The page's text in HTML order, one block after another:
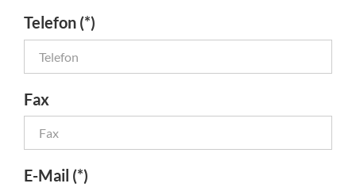
Telefon (*)
Fax
E-Mail (*)